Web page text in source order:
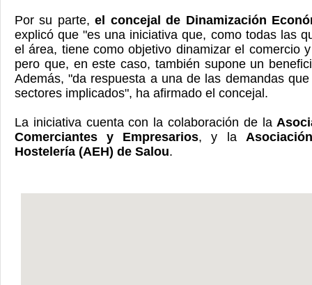
Por su parte,el concejal de Dinamización
explicó que "es una iniciativa que, como todas las
el área, tiene como objetivo dinamizar el comercio
pero que, en este caso, también supone un
Además, "da respuesta a una de las demandas
sectores implicados", ha afirmado el concejal.
La iniciativa cuenta con la colaboración de la
Comerciantes y Empresarios, y la
Hostelería (AEH) de Salou.